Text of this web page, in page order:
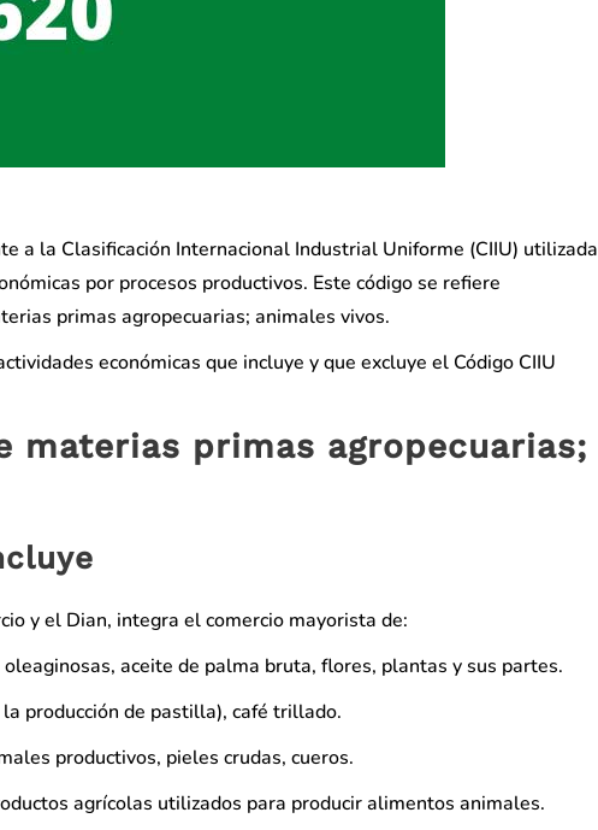
a la Clasificación Internacional Industrial Uniforme (CIIU) utilizada
por procesos productivos. Este código se refiere
primas agropecuarias; animales vivos.
económicas que incluye y que excluye el Código CIIU
materias primas agropecuarias;
y el Dian, integra el comercio mayorista de:
aceite de palma bruta, flores, plantas y sus partes.
producción de pastilla), café trillado.
productivos, pieles crudas, cueros.
agrícolas utilizados para producir alimentos animales.